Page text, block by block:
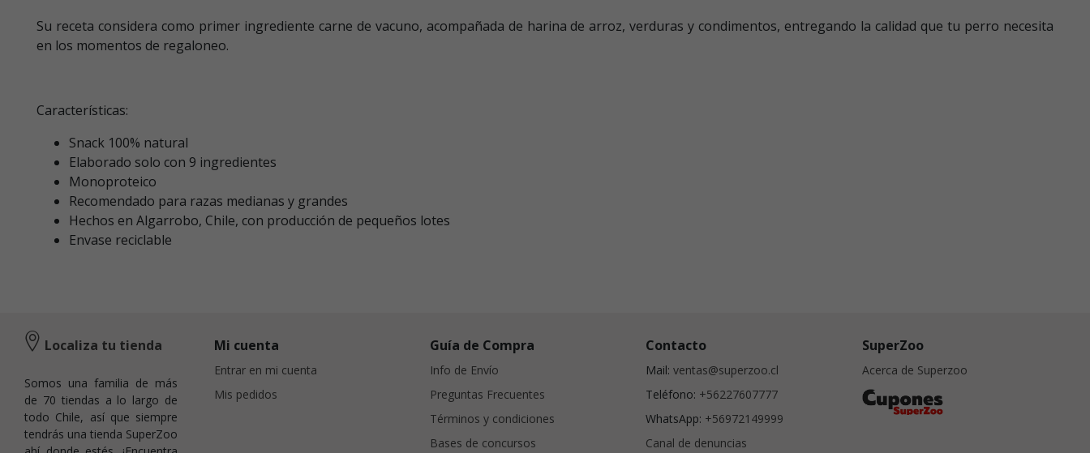
Su receta considera como primer ingrediente carne de vacuno, acompañada de harina de arroz, verduras y condimentos, entregando la calidad que tu perro necesita
en los momentos de regaloneo.
Características:
Snack 100% natural
Elaborado solo con 9 ingredientes
Monoproteico
Recomendado para razas medianas y grandes
Hechos en Algarrobo, Chile, con producción de pequeños lotes
Envase reciclable
Localiza tu tienda
Somos una familia de más
de 70 tiendas a lo largo de
todo Chile, así que siempre
tendrás una tienda SuperZoo
Mi cuenta
Entrar en mi cuenta
Mis pedidos
Guía de Compra
Info de Envío
Preguntas Frecuentes
Términos y condiciones
Bases de concursos
Contacto
Mail: ventas@superzoo.cl
Teléfono: +56227607777
WhatsApp: +56972149999
Canal de denuncias
SuperZoo
Acerca de Superzoo